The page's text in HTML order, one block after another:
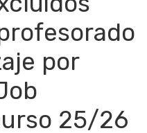
por
25/26